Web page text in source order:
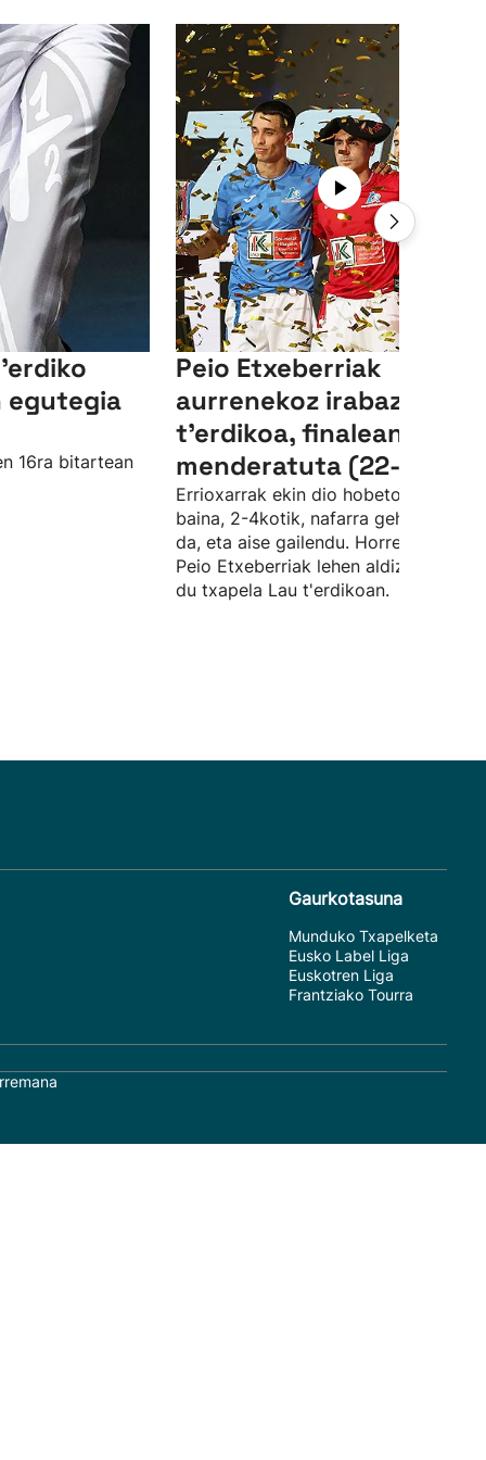
egutegia
16ra bitartean
Peio Etxeberriak
aurrenekoz irabazi du
t'erdikoa, finalean
menderatuta (22-11)
Errioxarrak ekin dio hobeto partidari,
baina, 2-4kotik, nafarra gehiago izan
da, eta aise gailendu. Horrenbestez,
Peio Etxeberriak lehen aldiz
du txapela Lau t'erdikoan.
Gaurkotasuna
Munduko Txapelketa
Eusko Label Liga
Euskotren Liga
Frantziako Tourra